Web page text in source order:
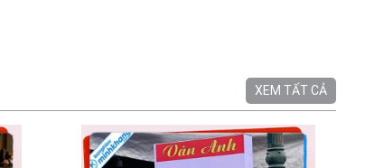
XEM TẤT CẢ